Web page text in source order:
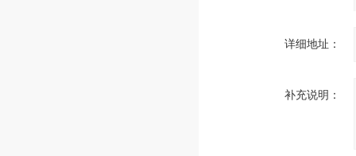
详细地址：
补充说明：